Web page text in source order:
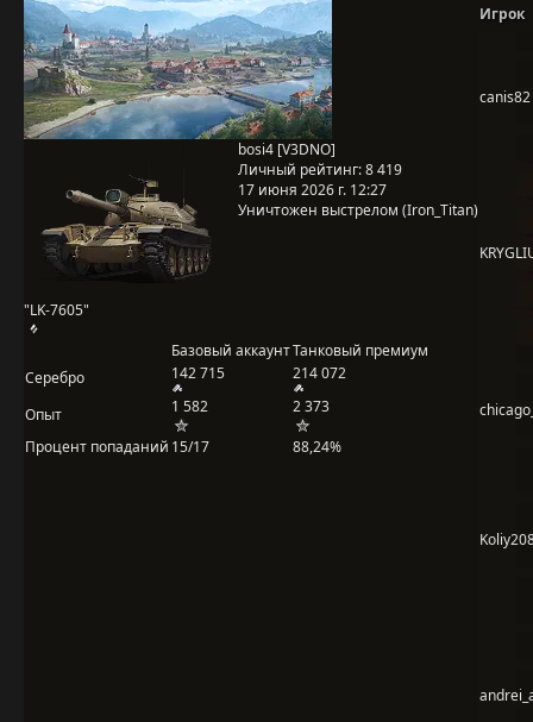
"LK-7605"
bosi4 [V3DNO]
Личный рейтинг:8 419
17 июня 2026 г. 12:27
Уничтожен выстрелом (Iron_Titan)
Базовый аккаунтТанковый премиум
Серебро
142 715 214 072
Опыт 1 582
2 373
Процент попаданий 15/17 88,24%
Игрок
canis82